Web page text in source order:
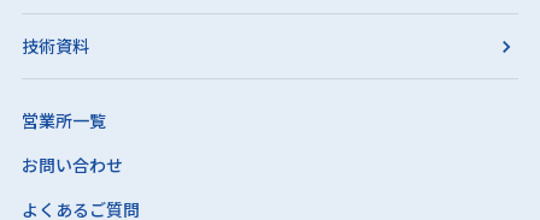
技術資料
営業所一覧
お問い合わせ
よくあるご質問